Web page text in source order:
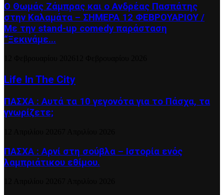
Ο Θωμάς Ζάμπρας και ο Ανδρέας Πασπάτης
στην Καλαμάτα – ΣΗΜΕΡΑ 12 ΦΕΒΡΟΥΑΡΙΟΥ /
Με την stand-up comedy παράσταση
“Ξεκινάμε...
Life In The City
ΠΑΣΧΑ : Αυτά τα 10 γεγονότα για το Πάσχα, τα
γνωρίζετε;
ΠΑΣΧΑ : Αρνί στη σούβλα – Ιστορία ενός
λαμπριάτικου εθίμου.